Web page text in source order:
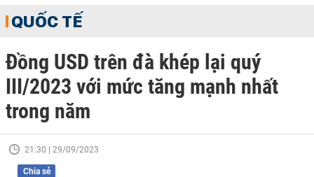
QUỐC TẾ
Đồng USD trên đà khép lại quý
III/2023 với mức tăng mạnh nhất
trong năm
21:30 | 29/09/2023
Chia sẻ